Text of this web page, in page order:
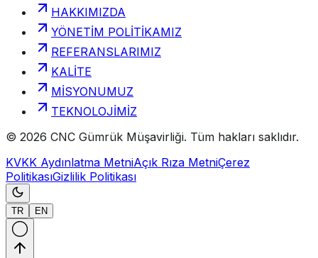
HAKKIMIZDA
YÖNETİM POLİTİKAMIZ
REFERANSLARIMIZ
KALİTE
MİSYONUMUZ
TEKNOLOJİMİZ
© 2026 CNC Gümrük Müşavirliği. Tüm hakları saklıdır.
KVKK Aydınlatma MetniAçık Rıza MetniÇerez
PolitikasıGizlilik Politikası
TR EN